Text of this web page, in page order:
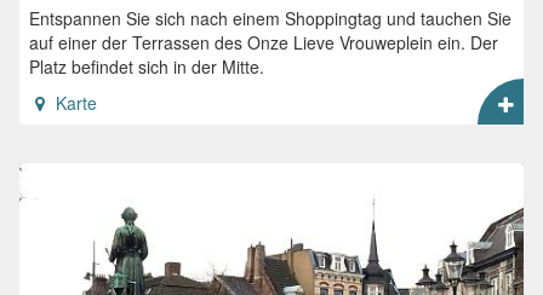
Entspannen Sie sich nach einem Shoppingtag und tauchen Sie
auf einer der Terrassen des Onze Lieve Vrouweplein ein. Der
Platz befindet sich in der Mitte.
Karte